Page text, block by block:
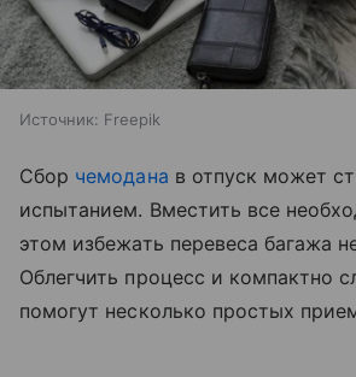
Источник: Freepik
Сбор чемодана в отпуск может
испытанием. Вместить все
этом избежать перевеса багажа
Облегчить процесс и компактно
помогут несколько простых